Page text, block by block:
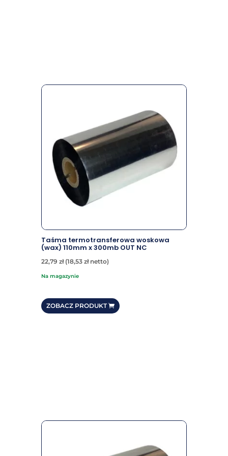
Taśma termotransferowa woskowa
(wax) 110mm x 300mb OUT NC
22,79 zł (18,53 złnetto)
na magazynie
ZOBACZ PRODUKT